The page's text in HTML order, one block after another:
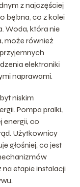
z najczęściej
bębna, co z kolei
Woda, która nie
może również
elektroniki
naprawami.
niskim
Pompa pralki,
energii, co
Użytkownicy
głośniej, co jest
etapie instalacji